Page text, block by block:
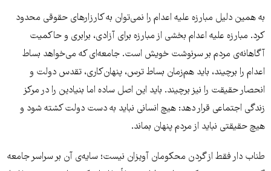
به همین دلیل مبارزه علیه اعدام را نمی‌توان به کارزارهای حقوقی محدود
کرد. مبارزه علیه اعدام بخشی از مبارزه برای آزادی، برابری و حاکمیت
آگاهانه‌ی مردم بر سرنوشت خویش است. جامعه‌ای که می‌خواهد بساط
اعدام را برچیند، باید هم‌زمان بساط ترس، پنهان‌کاری، تقدس دولت و
انحصار حقیقت را نیز برچیند. باید این اصل ساده اما بنیادین را در مرکز
زندگی اجتماعی قرار دهد: هیچ انسانی نباید به دست دولت کشته شود و
هیچ حقیقتی نباید از مردم پنهان بماند.
طناب دار فقط از گردن محکومان آویزان نیست؛ سایه‌ی آن بر سراسر جامعه